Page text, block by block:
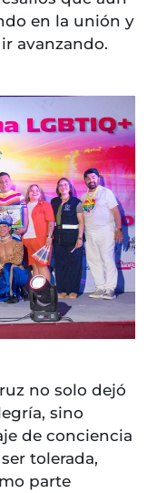
en la unión y
avanzando.
no solo dejó
sino
de conciencia
tolerada,
parte